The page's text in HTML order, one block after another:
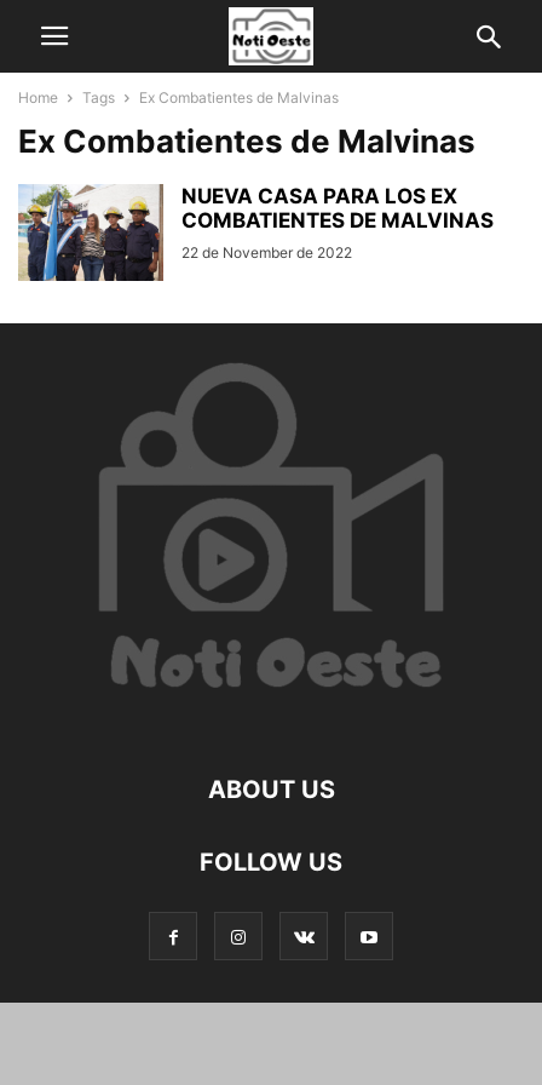
Home Tags Ex Combatientes de Malvinas
Ex Combatientes de Malvinas
NUEVA CASA PARA LOS EX
COMBATIENTES DE MALVINAS
22 de November de 2022
ABOUT US
FOLLOW US